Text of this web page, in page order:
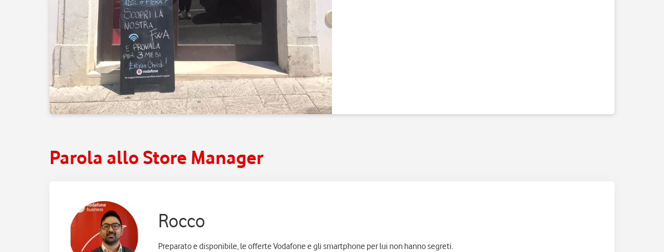
Parola allo Store Manager
Rocco
Preparato e disponibile, le offerte Vodafone e gli smartphone per lui non hanno segreti.